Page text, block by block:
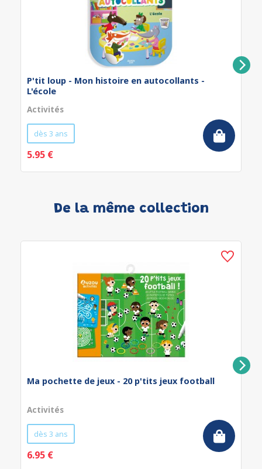
P'tit loup - Mon histoire en autocollants -
L'école
Activités
dès 3 ans
5.95 €
De la même collection
Ma pochette de jeux - 20 p'tits jeux football
Activités
dès 3 ans
6.95 €